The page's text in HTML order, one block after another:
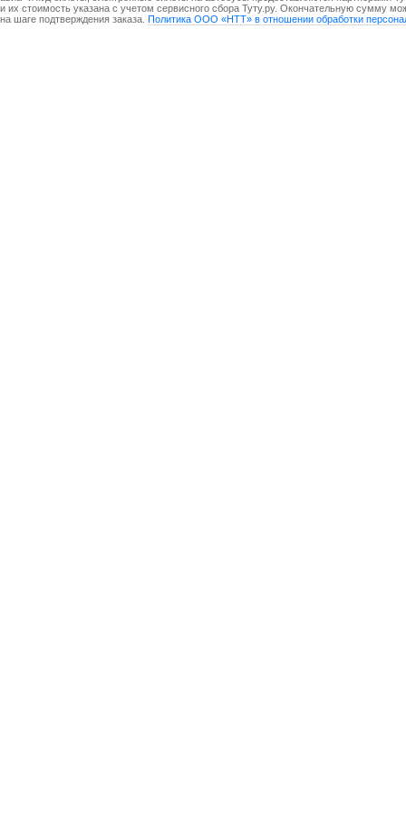
и их стоимость указана с учетом сервисного сбора Туту.ру. Окончательную сумму
на шаге подтверждения заказа. Политика ООО «НТТ» в отношении обработки